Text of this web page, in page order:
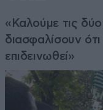
«Καλούμε τις
διασφαλίσουν
επιδεινωθεί»